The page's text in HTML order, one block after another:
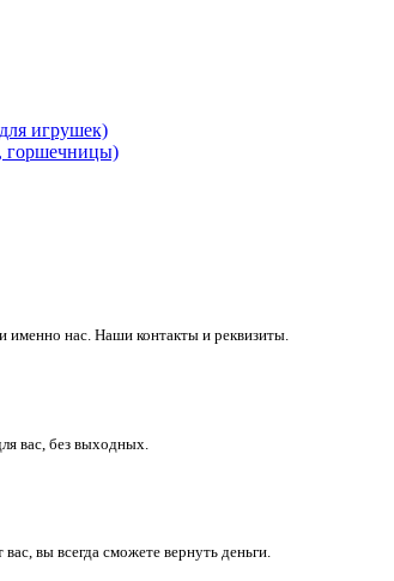
игрушек)
горшечницы)
нас. Наши контакты и реквизиты.
вас, без выходных.
вы всегда сможете вернуть деньги.